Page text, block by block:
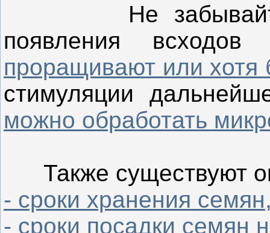
Не забывайте,
появления
проращивают или хотя
стимуляции
можно обработать
Также существуют
- сроки хранения
- сроки посадки семян